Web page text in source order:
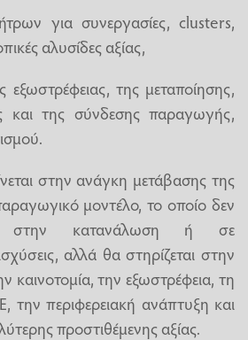
για συνεργασίες, clusters,
αλυσίδες αξίας,
εξωστρέφειας, της μεταποίησης,
και της σύνδεσης παραγωγής,
στην ανάγκη μετάβασης της
μοντέλο, το οποίο δεν
στην κατανάλωση ή σε
αλλά θα στηρίζεται στην
καινοτομία, την εξωστρέφεια, τη
περιφερειακή ανάπτυξη και
προστιθέμενης αξίας.